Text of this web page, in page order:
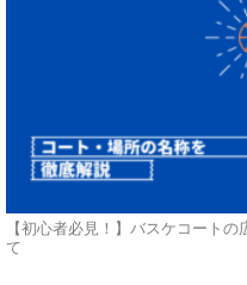
【初心者必見！】バスケコート
て